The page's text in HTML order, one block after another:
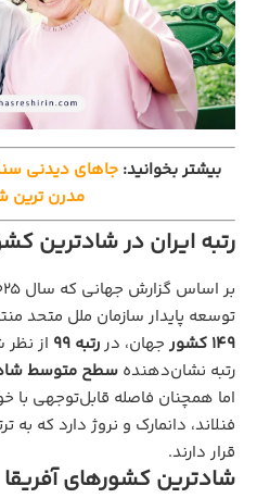
بیشتر بخوانید: جاهای دیدنی
مدرن‌ ترین
رتبه ایران در شاد‌ترین
توسعه پایدار سازمان ملل متحد
۱۴۹ کشور
جهان، دررتبه ۹۹
از
رتبه نشان‌دهنده سطح متوسط
اما همچنان فاصله قابل‌توجهی با
فنلاند، دانمارک و نروژ دارد که
قرار دارند.
شادترین کشورهای آفریقا